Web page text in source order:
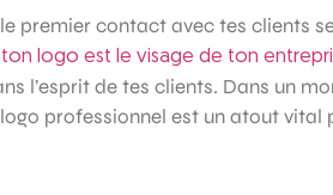
premier contact avec tes clients
ton logo est le visage de ton
l’esprit de tes clients. Dans un
professionnel est un atout vital